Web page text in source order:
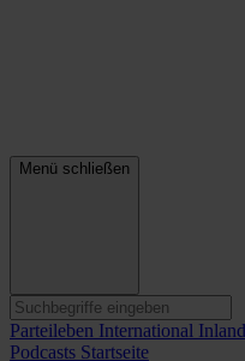
Menü schließen
Parteileben International Inland
Podcasts Startseite